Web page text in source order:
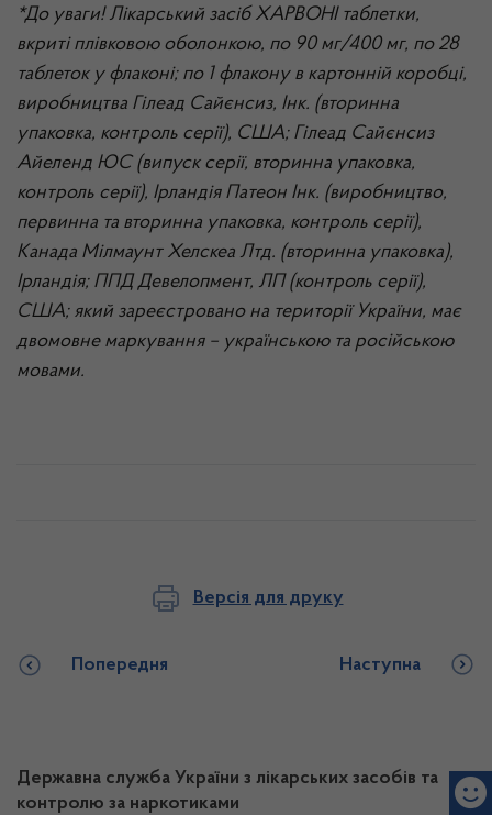
*До уваги! Лікарський засіб ХАРВОНІ таблетки,
вкриті плівковою оболонкою, по 90 мг/400 мг, по 28
таблеток у флаконі; по 1 флакону в картонній коробці,
виробництва Гілеад Сайєнсиз, Інк. (вторинна
упаковка, контроль серії), США; Гілеад Сайєнсиз
Айеленд ЮС (випуск серії, вторинна упаковка,
контроль серії), Ірландія Патеон Інк. (виробництво,
первинна та вторинна упаковка, контроль серії),
Канада Мілмаунт Хелскеа Лтд. (вторинна упаковка),
Ірландія; ППД Девелопмент, ЛП (контроль серії),
США; який зареєстровано на території України, має
двомовне маркування – українською та російською
мовами.
Версія для друку
Попередня Наступна
Державна служба України з лікарських засобів та
контролю за наркотиками